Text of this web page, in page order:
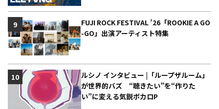
FUJI ROCK FESTIVAL ’26「ROOKIE A GO
-GO」出演アーティスト特集
9
ルシノ インタビュー |「ループザルーム」
が世界的バズ “聴きたい”を“作りた
い”に変える気鋭ボカロP
10